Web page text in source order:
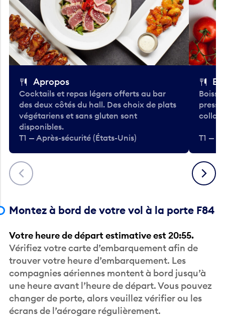
Précédent
Apropos
Cocktails et repas légers offerts au bar
des deux côtés du hall. Des choix de plats
végétariens et sans gluten sont
disponibles.
T1 — Après-sécurité (États-Unis)
T1 —
Suivant
Montez à bord de votre vol à la porte F84
Votre heure de départ estimative est 20:55.
Vérifiez votre carte d’embarquement afin de
trouver votre heure d’embarquement. Les
compagnies aériennes montent à bord jusqu’à
une heure avant l’heure de départ. Vous pouvez
changer de porte, alors veuillez vérifier ou les
écrans de l’aérogare régulièrement.